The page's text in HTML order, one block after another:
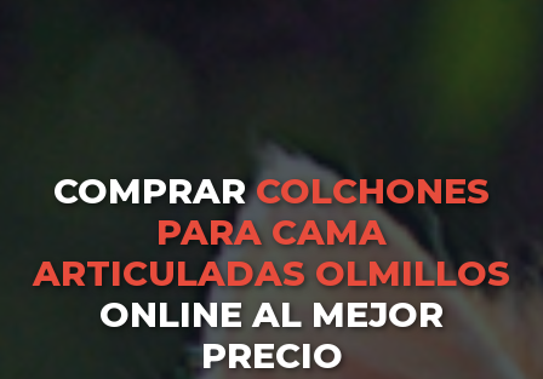
COMPRARCOLCHONES
PARA CAMA
ARTICULADAS OLMILLOS
ONLINE AL MEJOR
PRECIO